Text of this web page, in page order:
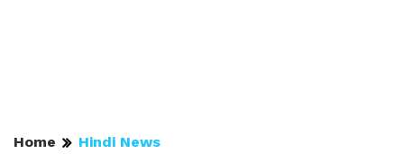
Home Hindi News